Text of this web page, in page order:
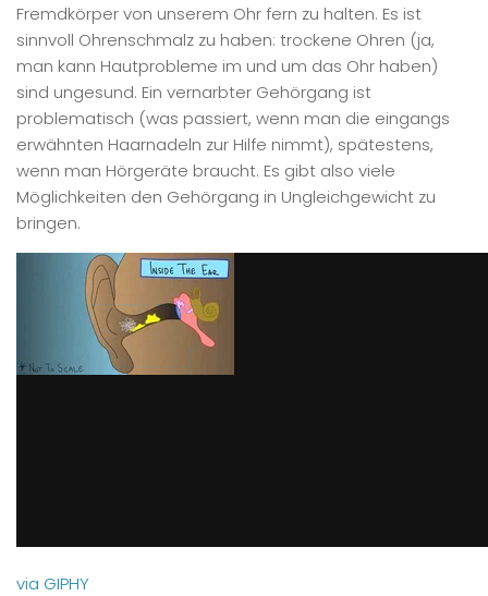
Fremdkörper von unserem Ohr fern zu halten. Es ist
sinnvoll Ohrenschmalz zu haben: trockene Ohren (ja,
man kann Hautprobleme im und um das Ohr haben)
sind ungesund. Ein vernarbter Gehörgang ist
problematisch (was passiert, wenn man die eingangs
erwähnten Haarnadeln zur Hilfe nimmt), spätestens,
wenn man Hörgeräte braucht. Es gibt also viele
Möglichkeiten den Gehörgang in Ungleichgewicht zu
bringen.
via GIPHY